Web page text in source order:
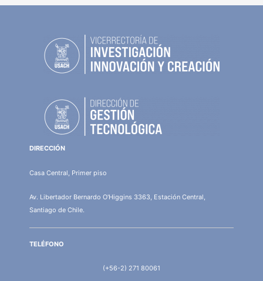
DIRECCIÓN
Casa Central, Primer piso
Av. Libertador Bernardo O'Higgins 3363, Estación Central,
Santiago de Chile.
TELÉFONO
(+56-2) 271 80061